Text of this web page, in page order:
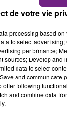
l'une des
Le magasin
ses portes.
de votre vie
processing based
to select
performance;
sources; Develop
data to select
and
following
and combine data